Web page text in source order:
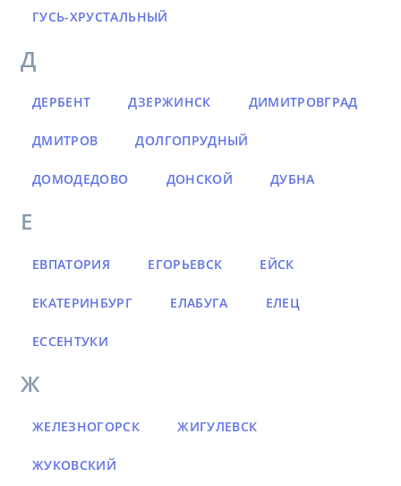
ГУСЬ-ХРУСТАЛЬНЫЙ
Д
ДЕРБЕНТ ДЗЕРЖИНСК ДИМИТРОВГРАД
ДМИТРОВ ДОЛГОПРУДНЫЙ
ДОМОДЕДОВО ДОНСКОЙ ДУБНА
Е
ЕВПАТОРИЯ ЕГОРЬЕВСК ЕЙСК
ЕКАТЕРИНБУРГ ЕЛАБУГА ЕЛЕЦ
ЕССЕНТУКИ
Ж
ЖЕЛЕЗНОГОРСК ЖИГУЛЕВСК
ЖУКОВСКИЙ